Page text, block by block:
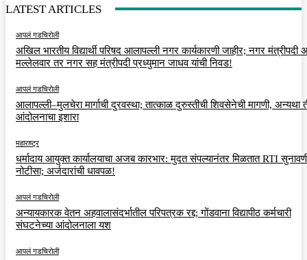
LATEST ARTICLES
आपलं गडचिरोली
अखिल भारतीय विद्यार्थी परिषद आलापल्ली नगर कार्यकारणी जाहीर; नगर मंत्रीपदी
मल्लेलवार तर नगर सह मंत्रीपदी प्रध्युमान जाधव यांची निवड!
आपलं गडचिरोली
आलापल्ली–मुलचेरा मार्गाची दुरवस्था; तात्काळ दुरुस्तीची शिवसेनेची मागणी, अन्यथा
आंदोलनाचा इशारा
महाराष्ट्र
धर्मादाय आयुक्त कार्यालयाचा अजब कारभार: मुदत संपल्यानंतर मिळतात RTI
नोटीसा; अर्जदारांची धावपळ!
आपलं गडचिरोली
अन्यायकारक वेतन अहवालासंदर्भातील परिपत्रक रद्द; गोंडवाना विद्यापीठ कर्मचारी
संघटनेच्या आंदोलनाला यश
आपलं गडचिरोली